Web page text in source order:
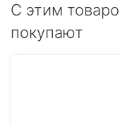
C этим
покупают